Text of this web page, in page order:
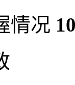
情况